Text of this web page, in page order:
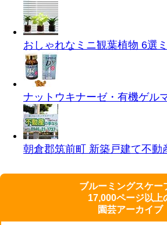
おしゃれなミニ観葉植物 6選
ナットウキナーゼ・有機ゲル
朝倉郡筑前町 新築戸建て不動
ブルーミングスケー
17,000ページ以上
園芸アーカイブ